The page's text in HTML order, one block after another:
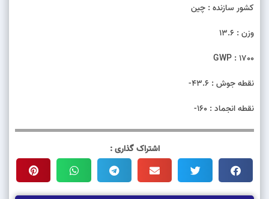
کشور سازنده : چین
وزن : 13.6
GWP : 1700
نقطه جوش : 43.6-
نقطه انجماد : 160-
اشتراک گذاری :